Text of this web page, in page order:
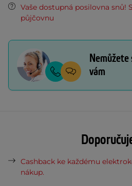
Vaše dostupná posilovna snů!
půjčovnu
Nemůžete
vám
Cashback ke každému
nákup.